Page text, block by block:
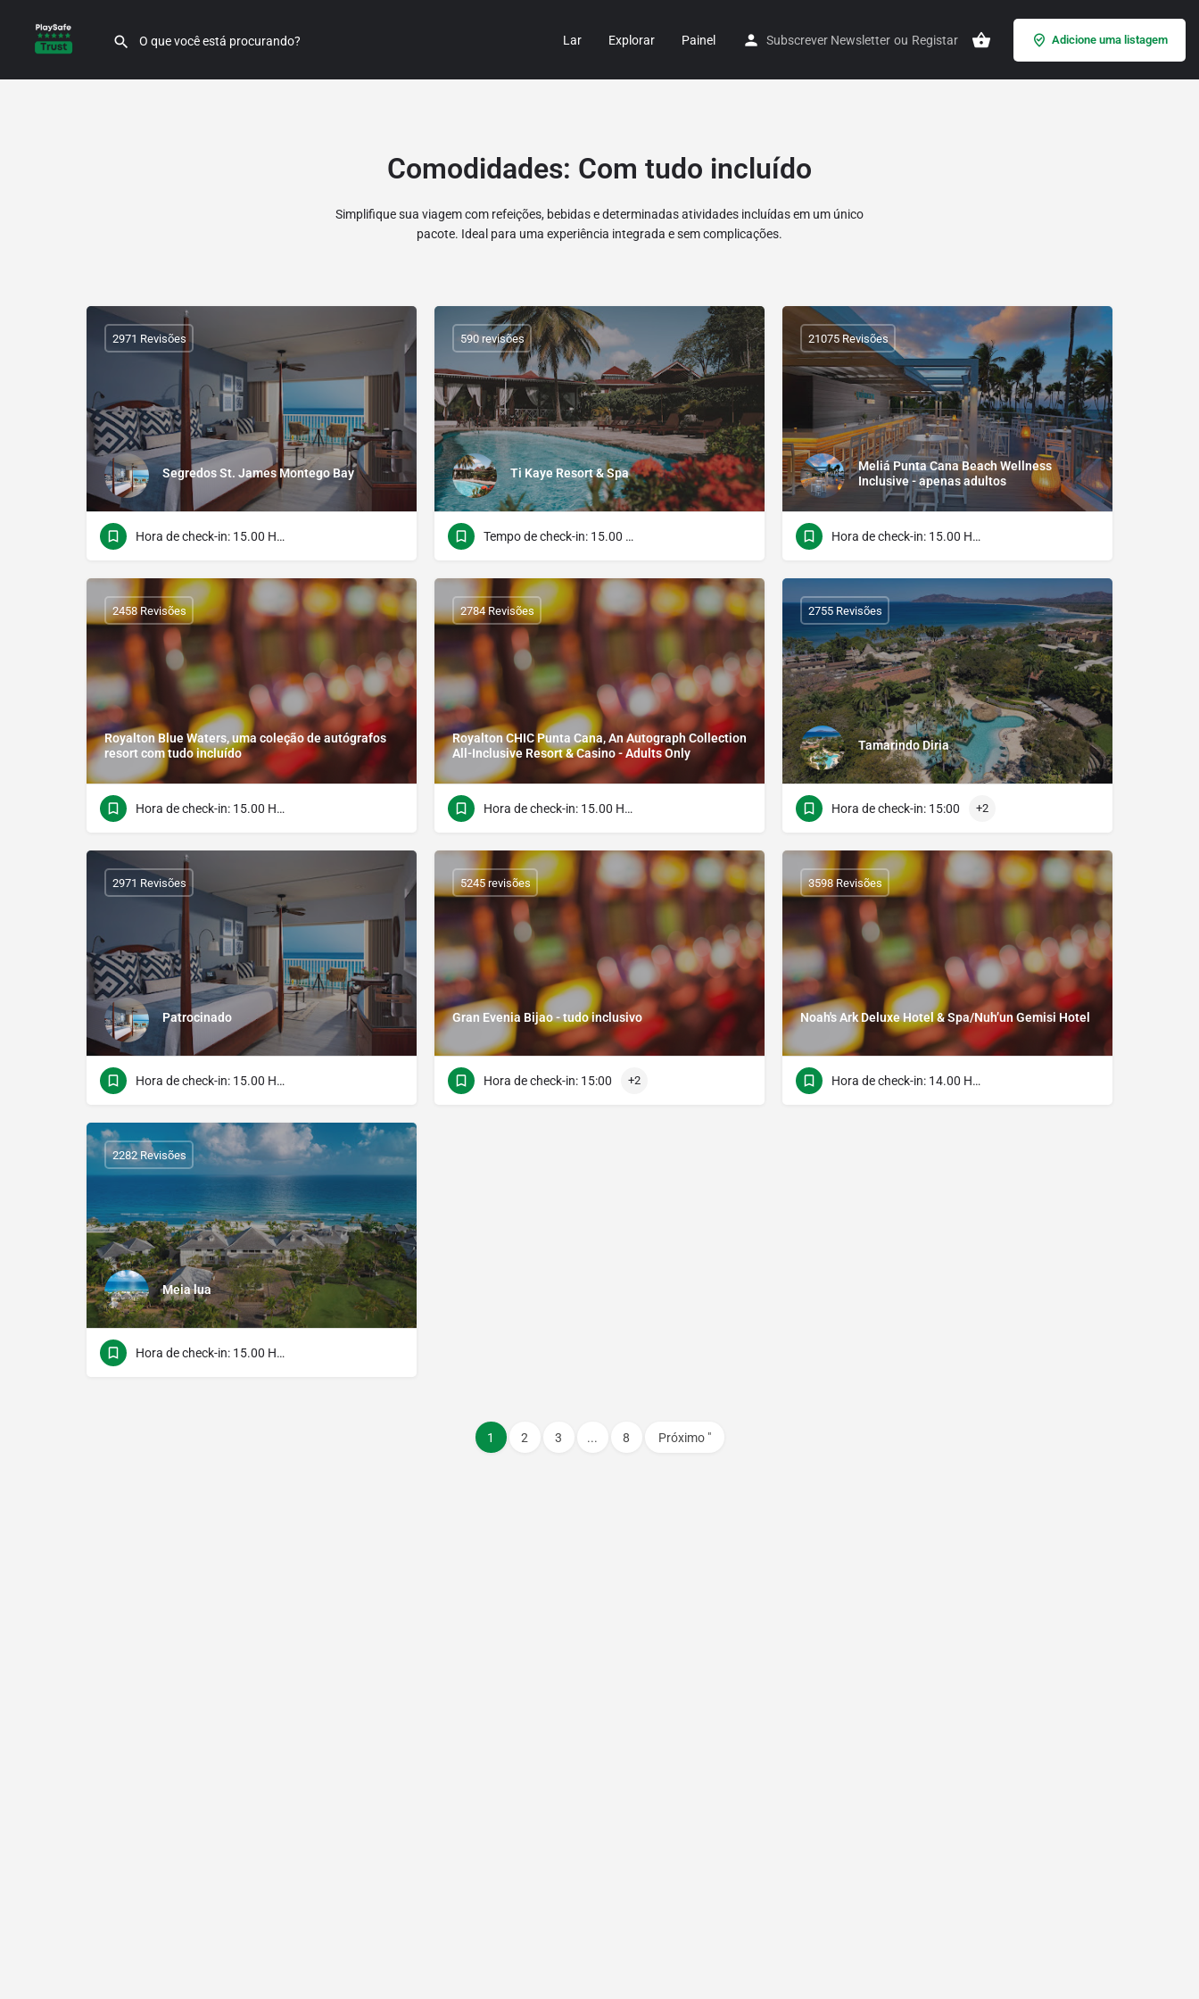
Lar Explorar Painel Subscrever Newsletter ou Registar Adicione uma listagem
Comodidades: Com tudo incluído
Simplifique sua viagem com refeições, bebidas e determinadas atividades incluídas em um único
pacote. Ideal para uma experiência integrada e sem complicações.
Segredos St. James Montego Bay
2971 Revisões
Hora de check-in: 15.00 Hora do verificação: 12.00
Ti Kaye Resort & Spa
590 revisões
Tempo de check-in: 15.00 Hora do verificação: 11.00
Meliá Punta Cana Beach Wellness
Inclusive - apenas adultos
21075 Revisões
Hora de check-in: 15.00 Hora do verificação: 12.00
Royalton Blue Waters, uma coleção de autógrafos
resort com tudo incluído
2458 Revisões
Hora de check-in: 15.00 Hora do verificação: 12.00
Royalton CHIC Punta Cana, An Autograph Collection
All-Inclusive Resort & Casino - Adults Only
2784 Revisões
Hora de check-in: 15.00 Hora do verificação: 12.00
Tamarindo Diria
2755 Revisões
Hora de check-in: 15:00 +2
Patrocinado
2971 Revisões
Hora de check-in: 15.00 Hora do verificação: 12.00
Gran Evenia Bijao - tudo inclusivo
5245 revisões
Hora de check-in: 15:00 +2
Noah's Ark Deluxe Hotel & Spa/Nuh’un Gemisi Hotel
3598 Revisões
Hora de check-in: 14.00 Hora do verso: 12.00
Meia lua
2282 Revisões
Hora de check-in: 15.00 Hora do verificação: 12.00
1 2 3 ... 8 Próximo "